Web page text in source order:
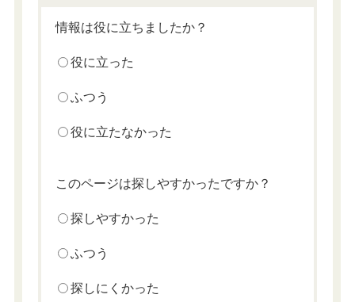
情報は役に立ちましたか？
役に立った
ふつう
役に立たなかった
このページは探しやすかったですか？
探しやすかった
ふつう
探しにくかった